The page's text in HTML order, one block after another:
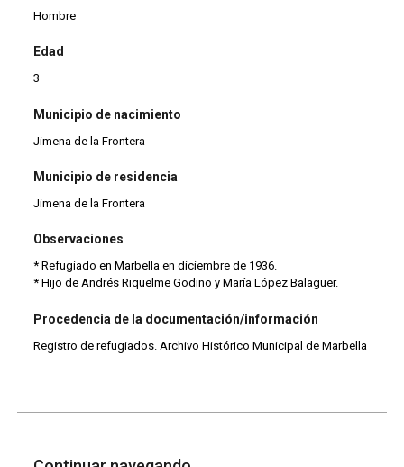
Hombre
Edad
3
Municipio de nacimiento
Jimena de la Frontera
Municipio de residencia
Jimena de la Frontera
Observaciones
* Refugiado en Marbella en diciembre de 1936.
* Hijo de Andrés Riquelme Godino y María López Balaguer.
Procedencia de la documentación/información
Registro de refugiados. Archivo Histórico Municipal de Marbella